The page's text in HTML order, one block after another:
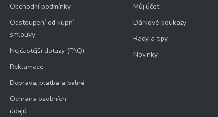
Obchodní podmínky
Odstoupení od kupní
smlouvy
Nejčastější dotazy (FAQ)
Reklamace
Doprava, platba a balné
Ochrana osobních
údajů
Můj účet
Dárkové poukazy
Rady a tipy
Novinky